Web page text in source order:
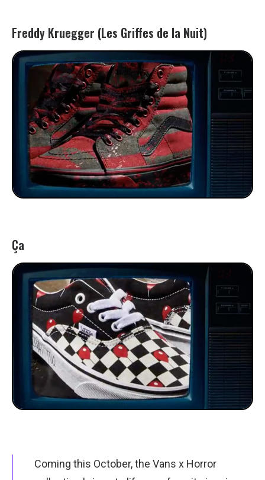
Freddy Kruegger (Les Griffes de la Nuit)
Ça
Coming this October, the Vans x Horror